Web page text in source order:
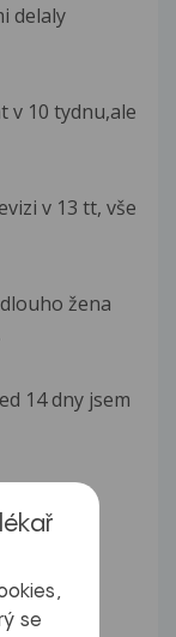
delaly
v 10 tydnu,ale
v 13 tt, vše
žena
14 dny jsem
se